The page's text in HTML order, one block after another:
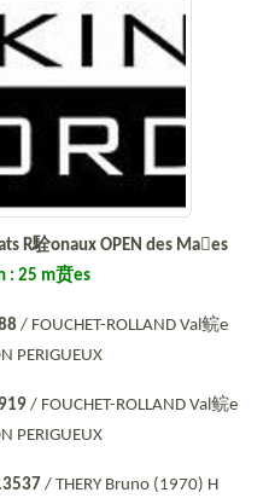
R駩onaux OPEN des Maes
: 25 m贲es
/ FOUCHET-ROLLAND Val 鲩e
PERIGUEUX
/ FOUCHET-ROLLAND Val 鲩e
PERIGUEUX
/ THERY Bruno (1970) H